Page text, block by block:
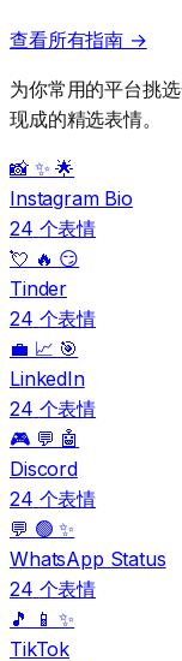
查看所有指南 →
为你常用的平台挑
现成的精选表情。
📸 ✨ 🌟
Instagram Bio
24 个表情
💘 🔥 😏
Tinder
24 个表情
💼 📈 🎯
LinkedIn
24 个表情
🎮 💬 🤖
Discord
24 个表情
💬 🟢 ✨
WhatsApp Status
24 个表情
🎵 📱 ✨
TikTok